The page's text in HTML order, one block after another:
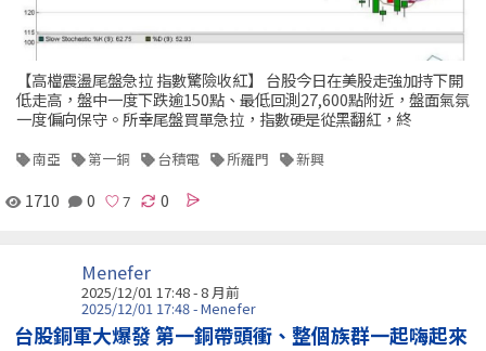
【高檔震盪尾盤急拉 指數驚險收紅】 台股今日在美股走強加持下開
低走高，盤中一度下跌逾150點、最低回測27,600點附近，盤面氣氛
一度偏向保守。所幸尾盤買單急拉，指數硬是從黑翻紅，終
南亞 第一銅 台積電 所羅門 新興
1710 0 0
Menefer
2025/12/01 17:48 - 8 月前
2025/12/01 17:48 - Menefer
台股銅軍大爆發 第一銅帶頭衝、整個族群一起嗨起來